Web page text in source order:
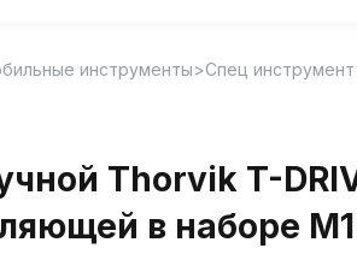
инструменты Спец
Thorvik T-
в наборе